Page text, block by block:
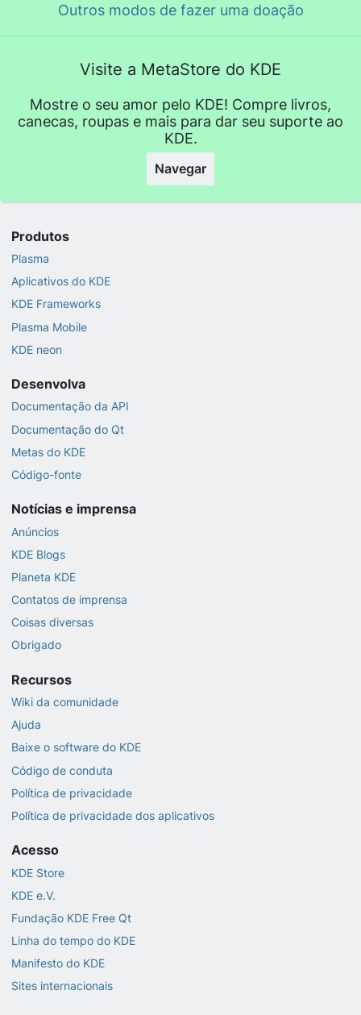
Outros modos de fazer uma doação
Visite a MetaStore do KDE
Mostre o seu amor pelo KDE! Compre livros,
canecas, roupas e mais para dar seu suporte ao
KDE.
Navegar
Produtos
Plasma
Aplicativos do KDE
KDE Frameworks
Plasma Mobile
KDE neon
Desenvolva
Documentação da API
Documentação do Qt
Metas do KDE
Código-fonte
Notícias e imprensa
Anúncios
KDE Blogs
Planeta KDE
Contatos de imprensa
Coisas diversas
Obrigado
Recursos
Wiki da comunidade
Ajuda
Baixe o software do KDE
Código de conduta
Política de privacidade
Política de privacidade dos aplicativos
Acesso
KDE Store
KDE e.V.
Fundação KDE Free Qt
Linha do tempo do KDE
Manifesto do KDE
Sites internacionais